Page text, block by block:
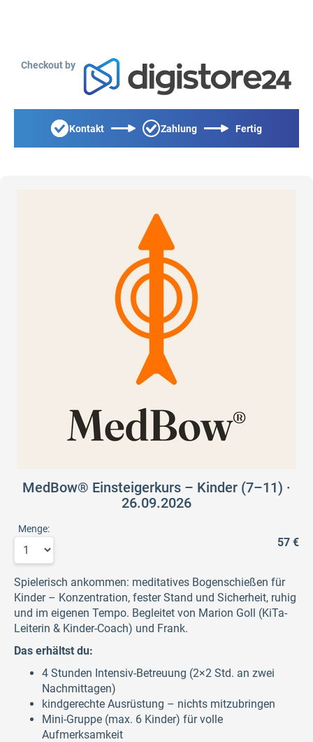
Checkout by
Kontakt Zahlung Fertig
MedBow® Einsteigerkurs – Kinder (7–11) ·
26.09.2026
Menge:
57 €
Spielerisch ankommen: meditatives Bogenschießen für
Kinder – Konzentration, fester Stand und Sicherheit, ruhig
und im eigenen Tempo. Begleitet von Marion Goll (KiTa-
Leiterin & Kinder-Coach) und Frank.
Das erhältst du:
4 Stunden Intensiv-Betreuung (2×2 Std. an zwei
Nachmittagen)
kindgerechte Ausrüstung – nichts mitzubringen
Mini-Gruppe (max. 6 Kinder) für volle
Aufmerksamkeit